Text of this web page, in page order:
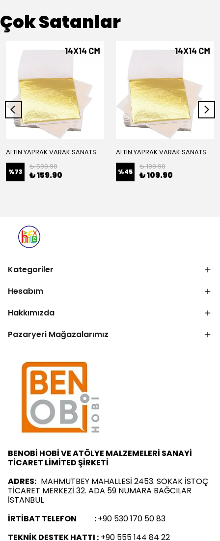
Çok Satanlar
ALTIN YAPRAK VARAK SANATSAL BÜYÜK BOY FOLYO EPOKSİ REÇİNE NAİL ART 16 ADET 14X14 CM ALTIN RENK
%73
₺ 599.90
₺ 159.90
ALTIN YAPRAK VARAK SANATSAL BÜYÜK BOY FOLYO EPOKSİ REÇİNE NAİL ART 8 ADET ALTIN RENK 14X14 CM
%45
₺ 199.90
₺ 109.90
Kategoriler
Hesabım
Hakkımızda
Pazaryeri Mağazalarımız
BENOBİ HOBİ VE ATÖLYE MALZEMELERİ SANAYİ
TİCARET LİMİTED ŞİRKETİ
ADRES: MAHMUTBEY MAHALLESİ 2453. SOKAK İSTOÇ
TİCARET MERKEZİ 32. ADA 59 NUMARA BAĞCILAR
İSTANBUL
İRTİBAT TELEFON :+90 530 170 50 83
TEKNİK DESTEK HATTI : +90 555 144 84 22